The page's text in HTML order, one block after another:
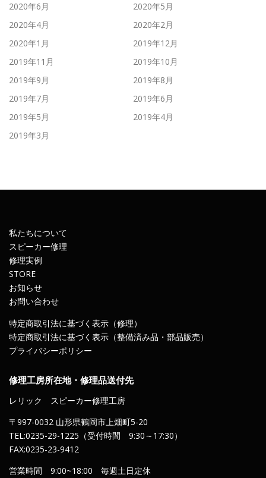
2020年6月
2020年5月
2020年4月
2020年2月
2020年1月
2019年12月
2019年11月
2019年10月
2019年9月
2019年8月
2019年7月
2019年6月
2019年5月
2019年4月
2019年3月
私たちについて
スピーカー修理
修理実例
STORE
お知らせ
お問い合わせ
特定商取引法に基づく表示（修理）
特定商取引法に基づく表示（整備済み品・部品販売）
プライバシーポリシー
修理工房所在地・修理品送付先
レリック スピーカー修理工房
〒997-0032 山形県鶴岡市上畑町5-20
TEL:0235-29-1225（受付時間 9:30～17:30）
FAX:0235-23-9412
営業時間 9:00~18:00 毎週土日定休